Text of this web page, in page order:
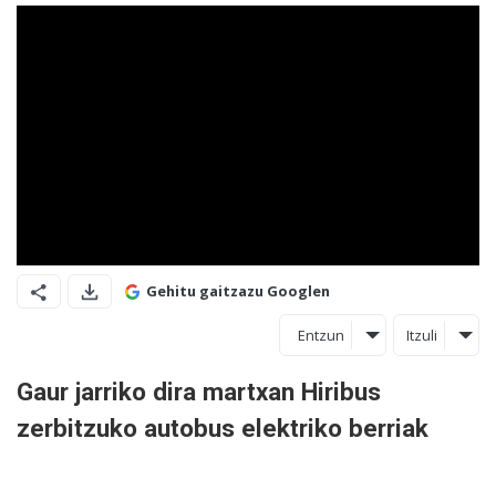
Gehitu gaitzazu Googlen
Entzun Itzuli
Gaur jarriko dira martxan Hiribus
zerbitzuko autobus elektriko berriak